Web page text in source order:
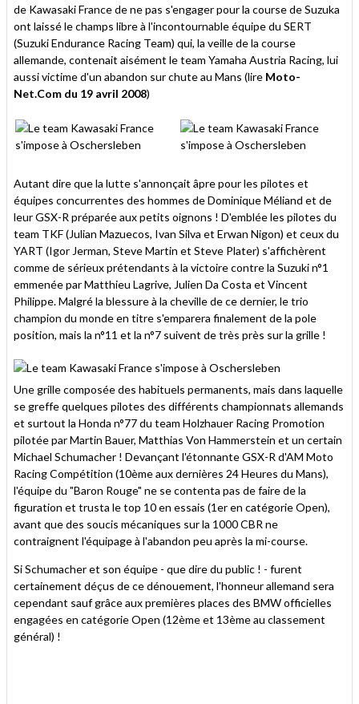
de Kawasaki France de ne pas s'engager pour la course de Suzuka
ont laissé le champs libre à l'incontournable équipe du SERT
(Suzuki Endurance Racing Team) qui, la veille de la course
allemande, contenait aisément le team Yamaha Austria Racing, lui
aussi victime d'un abandon sur chute au Mans (lire Moto-
Net.Com du 19 avril 2008)
Autant dire que la lutte s'annonçait âpre pour les pilotes et
équipes concurrentes des hommes de Dominique Méliand et de
leur GSX-R préparée aux petits oignons ! D'emblée les pilotes du
team TKF (Julian Mazuecos, Ivan Silva et Erwan Nigon) et ceux du
YART (Igor Jerman, Steve Martin et Steve Plater) s'affichèrent
comme de sérieux prétendants à la victoire contre la Suzuki n°1
emmenée par Matthieu Lagrive, Julien Da Costa et Vincent
Philippe. Malgré la blessure à la cheville de ce dernier, le trio
champion du monde en titre s'emparera finalement de la pole
position, mais la n°11 et la n°7 suivent de très près sur la grille !
Une grille composée des habituels permanents, mais dans laquelle
se greffe quelques pilotes des différents championnats allemands
et surtout la Honda n°77 du team Holzhauer Racing Promotion
pilotée par Martin Bauer, Matthias Von Hammerstein et un certain
Michael Schumacher ! Devançant l'étonnante GSX-R d'AM Moto
Racing Compétition (10ème aux dernières 24 Heures du Mans),
l'équipe du "Baron Rouge" ne se contenta pas de faire de la
figuration et trusta le top 10 en essais (1er en catégorie Open),
avant que des soucis mécaniques sur la 1000 CBR ne
contraignent l'équipage à l'abandon peu après la mi-course.
Si Schumacher et son équipe - que dire du public ! - furent
certainement déçus de ce dénouement, l'honneur allemand sera
cependant sauf grâce aux premières places des BMW officielles
engagées en catégorie Open (12ème et 13ème au classement
général) !